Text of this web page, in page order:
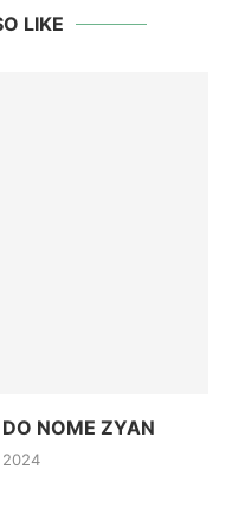
LIKE
NOME ZYAN